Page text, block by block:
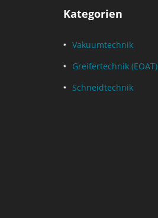
Kategorien
Vakuumtechnik
Greifertechnik (EOAT)
Schneidtechnik